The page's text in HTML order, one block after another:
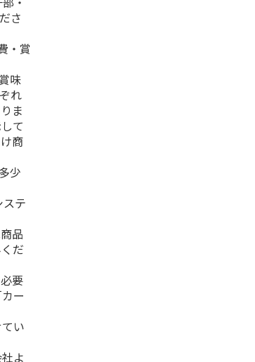
さ
・賞
味
れ
ま
て
商
少
テ
品
だ
要
ー
い
よ